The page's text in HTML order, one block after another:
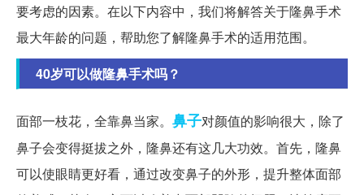
要考虑的因素。在以下内容中，我们将解答关于隆鼻手术
最大年龄的问题，帮助您了解隆鼻手术的适用范围。
40岁可以做隆鼻手术吗？
面部一枝花，全靠鼻当家。 鼻子对颜值的影响很大，除了
鼻子会变得挺拔之外，隆鼻还有这几大功效。首先，隆鼻
可以使眼睛更好看，通过改变鼻子的外形，提升整体面部